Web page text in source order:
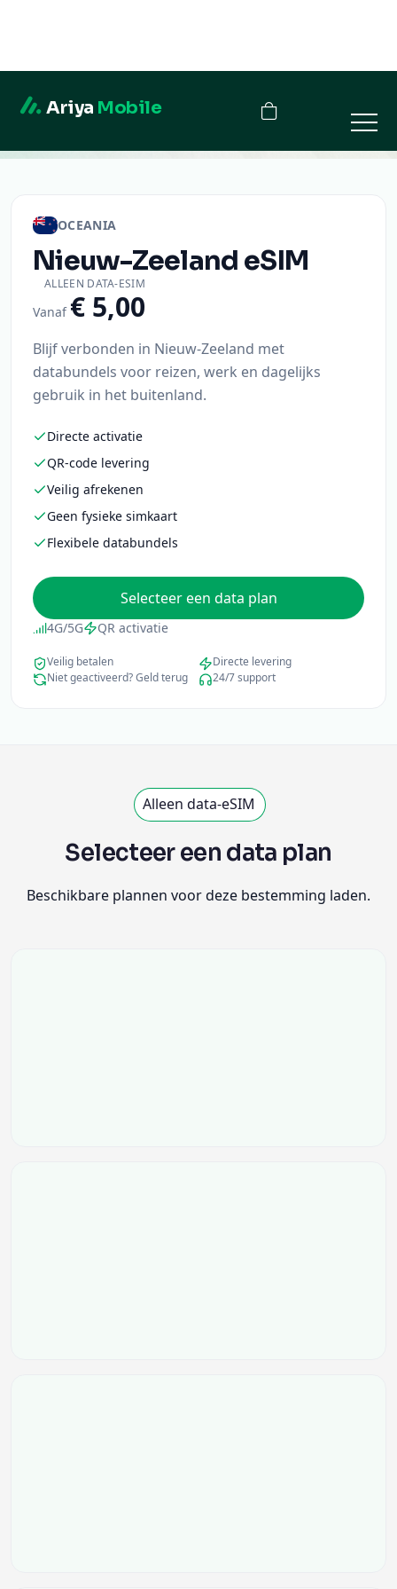
Nieuw-Zeeland
OCEANIA
Nieuw-Zeeland eSIM
ALLEEN DATA-ESIM
Vanaf € 5,00
Blijf verbonden in Nieuw-Zeeland met
databundels voor reizen, werk en dagelijks
gebruik in het buitenland.
Directe activatie
QR-code levering
Veilig afrekenen
Geen fysieke simkaart
Flexibele databundels
Selecteer een data plan
4G/5G QR activatie
Veilig betalen
Directe levering
Niet geactiveerd? Geld terug
24/7 support
Alleen data-eSIM
Selecteer een data plan
Beschikbare plannen voor deze bestemming laden.